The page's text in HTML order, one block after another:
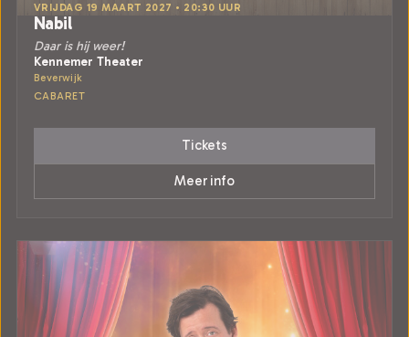
VRIJDAG 19 MAART 2027 • 20:30 UUR
Nabil
Daar is hij weer!
Kennemer Theater
Beverwijk
CABARET
Tickets
Meer info